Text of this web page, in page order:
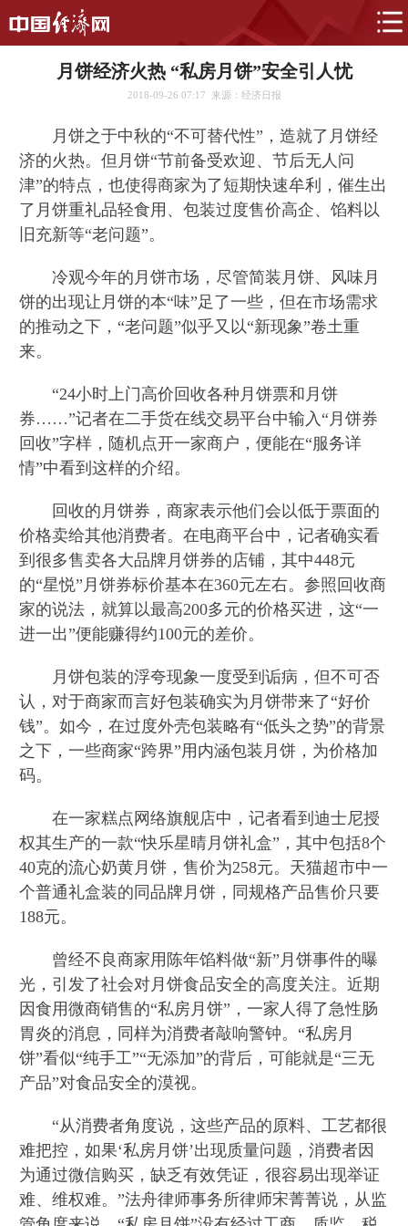
月饼经济火热 “私房月饼”安全引人忧
2018-09-26 07:17 来源：经济日报
月饼之于中秋的“不可替代性”，造就了月饼经
济的火热。但月饼“节前备受欢迎、节后无人问
津”的特点，也使得商家为了短期快速牟利，催生出
了月饼重礼品轻食用、包装过度售价高企、馅料以
旧充新等“老问题”。
冷观今年的月饼市场，尽管简装月饼、风味月
饼的出现让月饼的本“味”足了一些，但在市场需求
的推动之下，“老问题”似乎又以“新现象”卷土重
来。
“24小时上门高价回收各种月饼票和月饼
券……”记者在二手货在线交易平台中输入“月饼券
回收”字样，随机点开一家商户，便能在“服务详
情”中看到这样的介绍。
回收的月饼券，商家表示他们会以低于票面的
价格卖给其他消费者。在电商平台中，记者确实看
到很多售卖各大品牌月饼券的店铺，其中448元
的“星悦”月饼券标价基本在360元左右。参照回收商
家的说法，就算以最高200多元的价格买进，这“一
进一出”便能赚得约100元的差价。
月饼包装的浮夸现象一度受到诟病，但不可否
认，对于商家而言好包装确实为月饼带来了“好价
钱”。如今，在过度外壳包装略有“低头之势”的背景
之下，一些商家“跨界”用内涵包装月饼，为价格加
码。
在一家糕点网络旗舰店中，记者看到迪士尼授
权其生产的一款“快乐星晴月饼礼盒”，其中包括8个
40克的流心奶黄月饼，售价为258元。天猫超市中一
个普通礼盒装的同品牌月饼，同规格产品售价只要
188元。
曾经不良商家用陈年馅料做“新”月饼事件的曝
光，引发了社会对月饼食品安全的高度关注。近期
因食用微商销售的“私房月饼”，一家人得了急性肠
胃炎的消息，同样为消费者敲响警钟。“私房月
饼”看似“纯手工”“无添加”的背后，可能就是“三无
产品”对食品安全的漠视。
“从消费者角度说，这些产品的原料、工艺都很
难把控，如果‘私房月饼’出现质量问题，消费者因
为通过微信购买，缺乏有效凭证，很容易出现举证
难、维权难。”法舟律师事务所律师宋菁菁说，从监